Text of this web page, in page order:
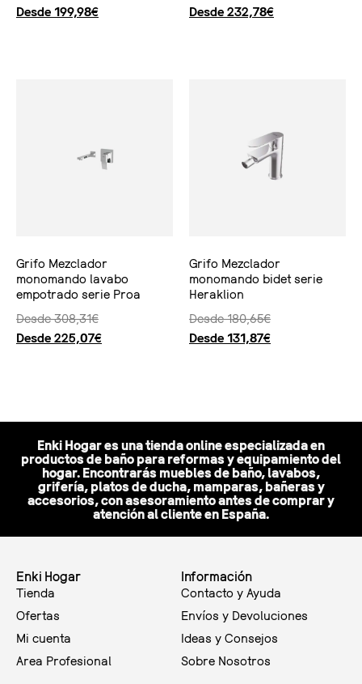
Desde 199,98€
Desde 232,78€
Grifo Mezclador
monomando lavabo
empotrado serie Proa
Desde308,31€
Desde 225,07€
Grifo Mezclador
monomando bidet serie
Heraklion
Desde180,65€
Desde 131,87€
Enki Hogar es una tienda online especializada en
productos de baño para reformas y equipamiento del
hogar. Encontrarás muebles de baño, lavabos,
grifería, platos de ducha, mamparas, bañeras y
accesorios, con asesoramiento antes de comprar y
atención al cliente en España.
Enki Hogar
Tienda
Ofertas
Mi cuenta
Area Profesional
Información
Contacto y Ayuda
Envíos y Devoluciones
Ideas y Consejos
Sobre Nosotros